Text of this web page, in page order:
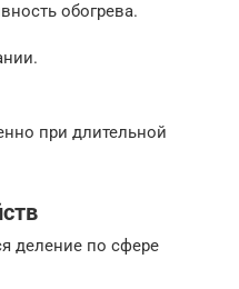
обогрева.
при длительной
деление по сфере